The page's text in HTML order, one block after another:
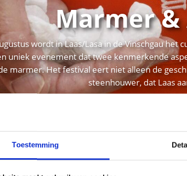
Toestemming
Marmer
wordt in Laas/Lasa in de Vinschgau
uniek evenement dat twee kenmerkende
marmer. Het festival eert niet alleen de
steenhouwer, dat Laas
links